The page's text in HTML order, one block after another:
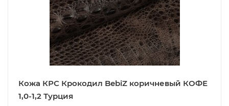
Кожа КРС Крокодил BebiZ коричневый КОФЕ
1,0-1,2 Турция